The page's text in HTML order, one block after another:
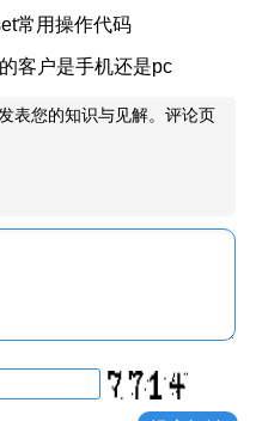
常用操作代码
客户是手机还是pc
表您的知识与见解。评论页